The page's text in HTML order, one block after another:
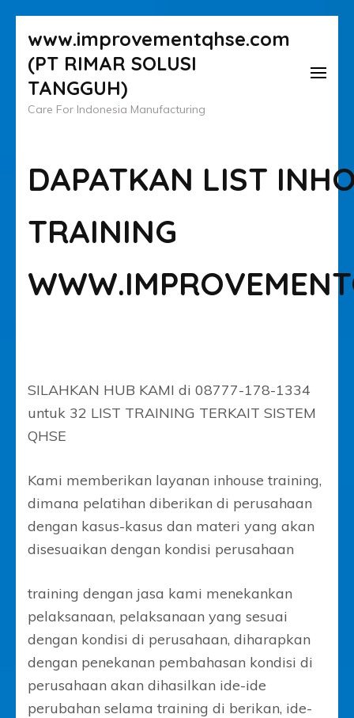
ke
konten
(Tekan
Enter)
www.improvementqhse.com
(PT RIMAR SOLUSI
TANGGUH)
Care For Indonesia Manufacturing
DAPATKAN LIST
TRAINING
SILAHKAN HUB KAMI di 08777-178-1334
untuk 32 LIST TRAINING TERKAIT SISTEM
QHSE
Kami memberikan layanan inhouse training,
dimana pelatihan diberikan di perusahaan
dengan kasus-kasus dan materi yang akan
disesuaikan dengan kondisi perusahaan
training dengan jasa kami menekankan
pelaksanaan, pelaksanaan yang sesuai
dengan kondisi di perusahaan, diharapkan
dengan penekanan pembahasan kondisi di
perusahaan akan dihasilkan ide-ide
perubahan selama training di berikan, ide-